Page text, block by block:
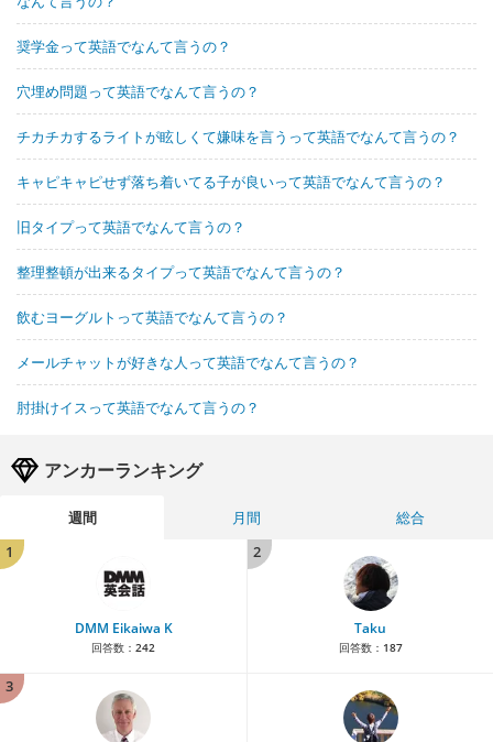
奨学金って英語でなんて言うの？
穴埋め問題って英語でなんて言うの？
チカチカするライトが眩しくて嫌味を言うって英語でなんて言うの？
キャピキャピせず落ち着いてる子が良いって英語でなんて言うの？
旧タイプって英語でなんて言うの？
整理整頓が出来るタイプって英語でなんて言うの？
飲むヨーグルトって英語でなんて言うの？
メールチャットが好きな人って英語でなんて言うの？
肘掛けイスって英語でなんて言うの？
アンカーランキング
週間 月間
総合
1
DMM Eikaiwa K
回答数： 242
2
Taku
回答数： 187
3